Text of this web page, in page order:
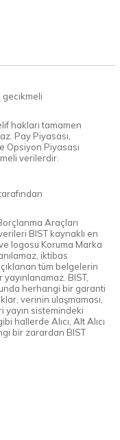
gecikmeli
hakları tamamen
Pay Piyasası,
Opsiyon Piyasası
verilerdir.
Araçları
BIST kaynaklı en
logosu Koruma Marka
iktibas
tüm belgelerin
BIST,
herhangi bir garanti
verinin ulaşmaması,
yayın sistemindeki
hallerde Alıcı, Alt Alıcı
bir zarardan BIST